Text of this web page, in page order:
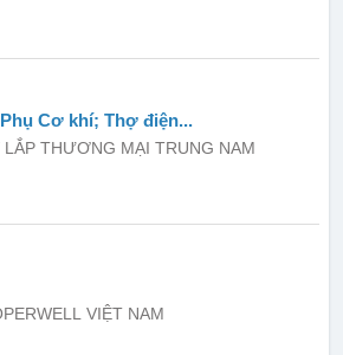
Cơ khí; Thợ điện...
THƯƠNG MẠI TRUNG NAM
VIỆT NAM